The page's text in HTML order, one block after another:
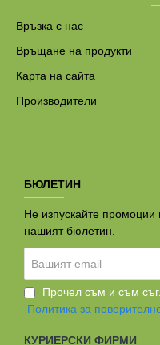
Връзка с нас
Връщане на продукти
Карта на сайта
Производители
БЮЛЕТИН
Не изпускайте промоции
нашият бюлетин.
email
Прочел съм и съм
Политика за
КУРИЕРСКИ ФИРМИ